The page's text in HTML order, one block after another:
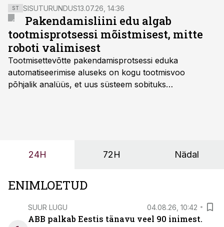
ST SISUTURUNDUS13.07.26, 14:36
Pakendamisliini edu algab
tootmisprotsessi mõistmisest, mitte
roboti valimisest
Tootmisettevõtte pakendamisprotsessi eduka
automatiseerimise aluseks on kogu tootmisvoo
põhjalik analüüs, et uus süsteem sobituks
OÜ tegevjuht Sander Mitendorf.
24H 72H Nädal
ENIMLOETUD
SUUR LUGU 04.08.26, 10:42
ABB palkab Eestis tänavu veel 90 inimest.